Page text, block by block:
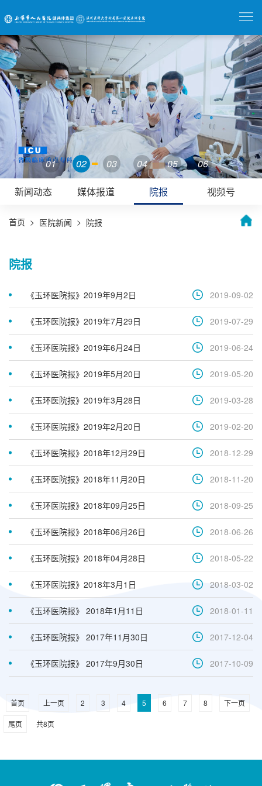
01 02 03 04 05 06
新闻动态 媒体报道 院报 视频号
首页 > 医院新闻 > 院报
院报
2019-09-02
《玉环医院报》2019年9月2日
2019-07-29
《玉环医院报》2019年7月29日
2019-06-24
《玉环医院报》2019年6月24日
2019-05-20
《玉环医院报》2019年5月20日
2019-03-28
《玉环医院报》2019年3月28日
2019-02-20
《玉环医院报》2019年2月20日
2018-12-29
《玉环医院报》2018年12月29日
2018-11-20
《玉环医院报》2018年11月20日​
2018-09-25
《玉环医院报》2018年09月25日
2018-06-26
《玉环医院报》2018年06月26日
2018-05-22
《玉环医院报》2018年04月28日
2018-03-02
《玉环医院报》2018年3月1日
2018-01-11
《玉环医院报》 2018年1月11日
2017-12-04
《玉环医院报》 2017年11月30日
2017-10-09
《玉环医院报》 2017年9月30日
首页 上一页 2 3 4 5 6 7 8 下一页
尾页 共8页